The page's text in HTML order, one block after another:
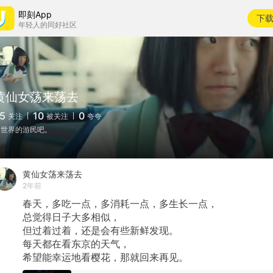
即刻App
年轻人的同好社区
下载
仙女荡来荡去
关注 10 被关注 0 夸夸
界的游民吧。
黄仙女荡来荡去
2年前
春天，多吃一点，多消耗一点，多生长一点，
总觉得日子大多相似，
但过着过着，还是会有些新鲜发现。
每天都在看东京的天气，
希望能幸运地看樱花，那就回来再见。